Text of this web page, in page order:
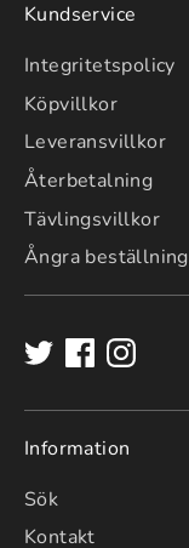
Kundservice
Integritetspolicy
Köpvillkor
Leveransvillkor
Återbetalning
Tävlingsvillkor
Ångra beställning
Information
Sök
Kontakt